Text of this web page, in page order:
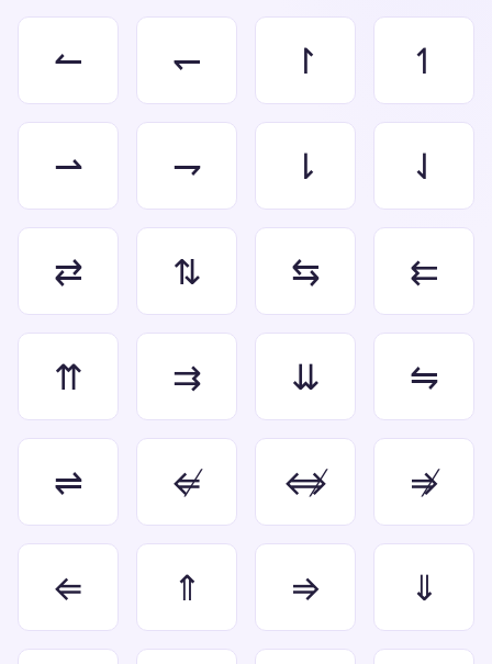
↼ ↽ ↾ ↿
⇀ ⇁ ⇂ ⇃
⇄ ⇅ ⇆ ⇇
⇈ ⇉ ⇊ ⇋
⇌ ⇍ ⇎ ⇏
⇐ ⇑ ⇒ ⇓